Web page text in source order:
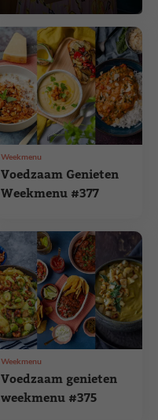
Voedzaam Genieten
Weekmenu #377
Weekmenu
Voedzaam genieten
weekmenu #375
Weekmenu